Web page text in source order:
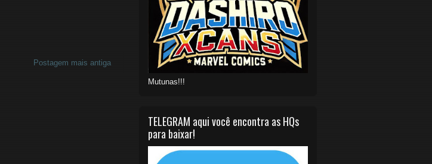
Postagem mais antiga
Mutunas!!!
TELEGRAM aqui você encontra as HQs
para baixar!